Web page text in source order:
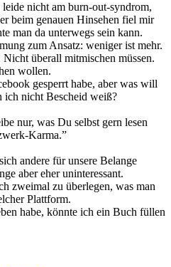
nicht am burn-out-syndrom,
beim genauen Hinsehen fiel mir
man da unterwegs sein kann.
zum Ansatz: weniger ist mehr.
überall mitmischen müssen.
wollen.
gesperrt habe, aber was will
ich nicht Bescheid weiß?
nur, was Du selbst gern lesen
Karma.”
andere für unsere Belange
aber eher uninteressant.
zweimal zu überlegen, was man
Plattform.
habe, könnte ich ein Buch füllen